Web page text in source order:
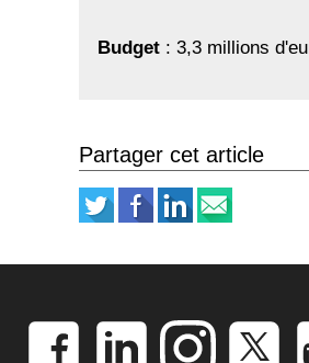
Budget : 3,3 millions
Partager cet article